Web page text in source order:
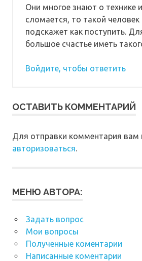
Они многое знают о технике
сломается, то такой человек
подскажет как поступить.
большое счастье иметь
Войдите, чтобы ответить
ОСТАВИТЬ КОММЕНТАРИЙ
Для отправки комментария вам
авторизоваться.
МЕНЮ АВТОРА:
Задать вопрос
Мои вопросы
Полученные коментарии
Написанные коментарии